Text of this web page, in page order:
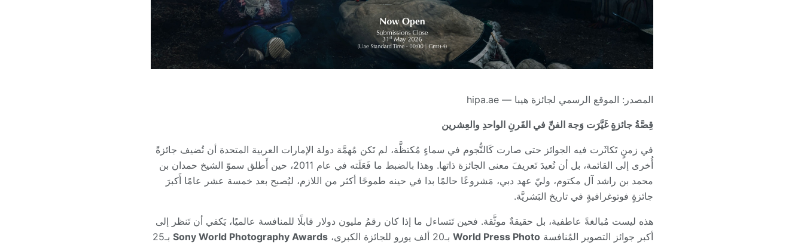
المصدر: الموقع الرسمي لجائزة هيبا — hipa.ae
قِصَّةُ جائزةٍ غَيَّرَت وَجهَ الفنِّ في القَرنِ الواحدِ والعِشرين
في زمنٍ تَكاثَرت فيه الجوائز حتى صارت كَالنُّجوم في سماءٍ مُكتظَّة، لم تَكن مُهمَّة دولة الإمارات العربية المتحدة أن تُضيف جائزةً
أُخرى إلى القائمة، بل أن تُعيدَ تَعريفَ معنى الجائزة ذاتها. وهذا بالضبط ما فَعَلَته في عام 2011، حين أَطلق سموّ الشيخ حمدان بن
محمد بن راشد آل مكتوم، وليّ عهد دبي، مَشروعًا حالمًا بدا في حينه طموحًا أكثر من اللازم، ليُصبح بعد خمسة عشر عامًا أَكبرَ
جائزةٍ فوتوغرافيةٍ في تاريخ البَشريَّة.
هذه ليست مُبالغةً عاطفية، بل حقيقةٌ موثَّقة. فحين تَتساءل ما إذا كان رقمُ مليون دولار قابلًا للمنافسة عالميًا، يَكفي أن تَنظر إلى
أكبر جوائز التصوير المُنافسة World Press Photo بـ20 ألف يورو للجائزة الكبرى، Sony World Photography Awards
بـ25